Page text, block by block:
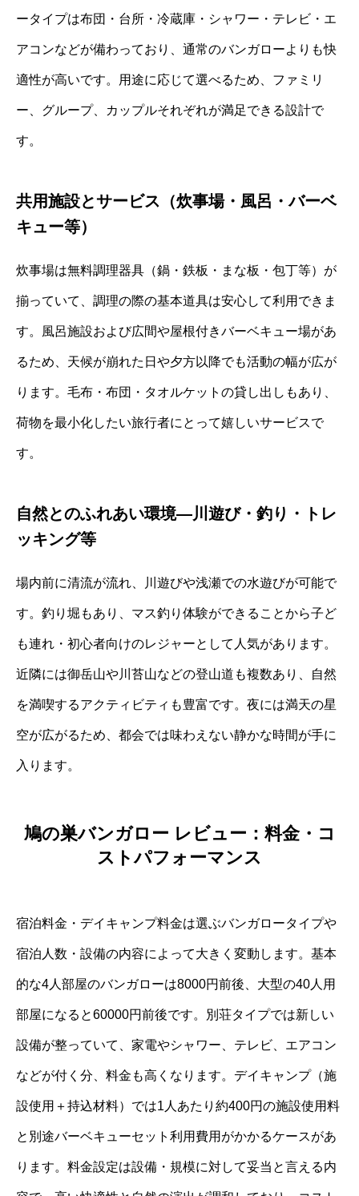
ータイプは布団・台所・冷蔵庫・シャワー・テレビ・エ
アコンなどが備わっており、通常のバンガローよりも快
適性が高いです。用途に応じて選べるため、ファミリ
ー、グループ、カップルそれぞれが満足できる設計で
す。
共用施設とサービス（炊事場・風呂・バーベ
キュー等）
炊事場は無料調理器具（鍋・鉄板・まな板・包丁等）が
揃っていて、調理の際の基本道具は安心して利用できま
す。風呂施設および広間や屋根付きバーベキュー場があ
るため、天候が崩れた日や夕方以降でも活動の幅が広が
ります。毛布・布団・タオルケットの貸し出しもあり、
荷物を最小化したい旅行者にとって嬉しいサービスで
す。
自然とのふれあい環境—川遊び・釣り・トレ
ッキング等
場内前に清流が流れ、川遊びや浅瀬での水遊びが可能で
す。釣り堀もあり、マス釣り体験ができることから子ど
も連れ・初心者向けのレジャーとして人気があります。
近隣には御岳山や川苔山などの登山道も複数あり、自然
を満喫するアクティビティも豊富です。夜には満天の星
空が広がるため、都会では味わえない静かな時間が手に
入ります。
鳩の巣バンガロー レビュー：料金・コ
ストパフォーマンス
宿泊料金・デイキャンプ料金は選ぶバンガロータイプや
宿泊人数・設備の内容によって大きく変動します。基本
的な4人部屋のバンガローは8000円前後、大型の40人用
部屋になると60000円前後です。別荘タイプでは新しい
設備が整っていて、家電やシャワー、テレビ、エアコン
などが付く分、料金も高くなります。デイキャンプ（施
設使用＋持込材料）では1人あたり約400円の施設使用料
と別途バーベキューセット利用費用がかかるケースがあ
ります。料金設定は設備・規模に対して妥当と言える内